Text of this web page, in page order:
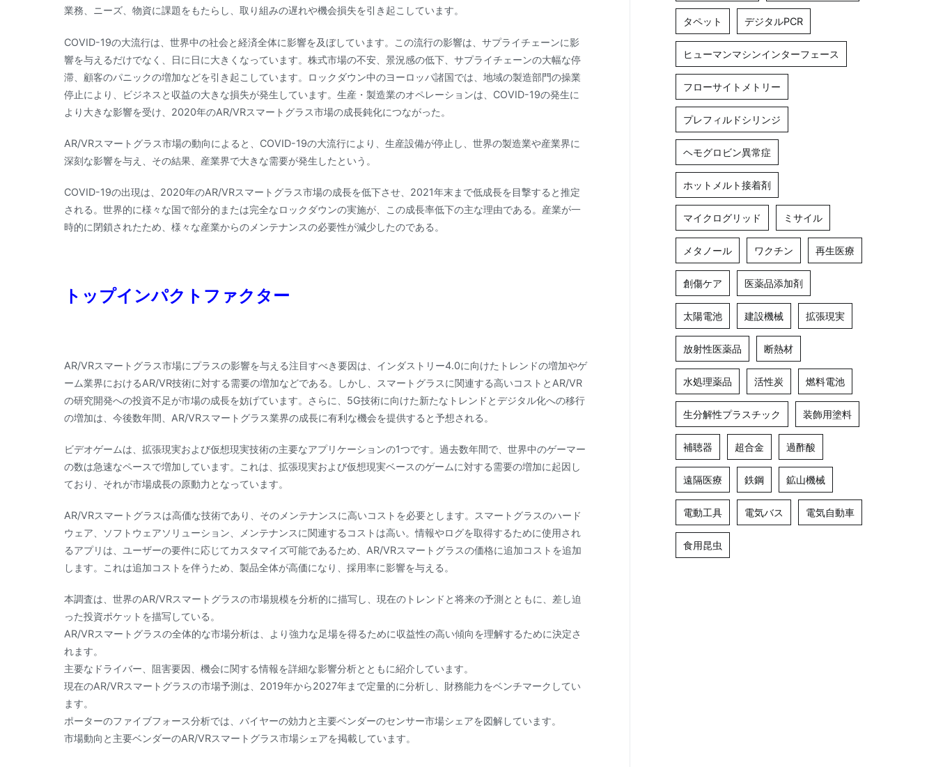
業務、ニーズ、物資に課題をもたらし、取り組みの遅れや機会損失を引き起こしています。
COVID-19の大流行は、世界中の社会と経済全体に影響を及ぼしています。この流行の影響は、サプライチェーンに影
響を与えるだけでなく、日に日に大きくなっています。株式市場の不安、景況感の低下、サプライチェーンの大幅な停
滞、顧客のパニックの増加などを引き起こしています。ロックダウン中のヨーロッパ諸国では、地域の製造部門の操業
停止により、ビジネスと収益の大きな損失が発生しています。生産・製造業のオペレーションは、COVID-19の発生に
より大きな影響を受け、2020年のAR/VRスマートグラス市場の成長鈍化につながった。
AR/VRスマートグラス市場の動向によると、COVID-19の大流行により、生産設備が停止し、世界の製造業や産業界に
深刻な影響を与え、その結果、産業界で大きな需要が発生したという。
COVID-19の出現は、2020年のAR/VRスマートグラス市場の成長を低下させ、2021年末まで低成長を目撃すると推定
される。世界的に様々な国で部分的または完全なロックダウンの実施が、この成長率低下の主な理由である。産業が一
時的に閉鎖されたため、様々な産業からのメンテナンスの必要性が減少したのである。
トップインパクトファクター
AR/VRスマートグラス市場にプラスの影響を与える注目すべき要因は、インダストリー4.0に向けたトレンドの増加やゲ
ーム業界におけるAR/VR技術に対する需要の増加などである。しかし、スマートグラスに関連する高いコストとAR/VR
の研究開発への投資不足が市場の成長を妨げています。さらに、5G技術に向けた新たなトレンドとデジタル化への移行
の増加は、今後数年間、AR/VRスマートグラス業界の成長に有利な機会を提供すると予想される。
ビデオゲームは、拡張現実および仮想現実技術の主要なアプリケーションの1つです。過去数年間で、世界中のゲーマー
の数は急速なペースで増加しています。これは、拡張現実および仮想現実ベースのゲームに対する需要の増加に起因し
ており、それが市場成長の原動力となっています。
AR/VRスマートグラスは高価な技術であり、そのメンテナンスに高いコストを必要とします。スマートグラスのハード
ウェア、ソフトウェアソリューション、メンテナンスに関連するコストは高い。情報やログを取得するために使用され
るアプリは、ユーザーの要件に応じてカスタマイズ可能であるため、AR/VRスマートグラスの価格に追加コストを追加
します。これは追加コストを伴うため、製品全体が高価になり、採用率に影響を与える。
本調査は、世界のAR/VRスマートグラスの市場規模を分析的に描写し、現在のトレンドと将来の予測とともに、差し迫
った投資ポケットを描写している。
AR/VRスマートグラスの全体的な市場分析は、より強力な足場を得るために収益性の高い傾向を理解するために決定さ
れます。
主要なドライバー、阻害要因、機会に関する情報を詳細な影響分析とともに紹介しています。
現在のAR/VRスマートグラスの市場予測は、2019年から2027年まで定量的に分析し、財務能力をベンチマークしてい
ます。
ポーターのファイブフォース分析では、バイヤーの効力と主要ベンダーのセンサー市場シェアを図解しています。
市場動向と主要ベンダーのAR/VRスマートグラス市場シェアを掲載しています。
タペット デジタルPCR
ヒューマンマシンインターフェース
フローサイトメトリー
プレフィルドシリンジ
ヘモグロビン異常症
ホットメルト接着剤
マイクログリッド ミサイル
メタノール ワクチン 再生医療
創傷ケア 医薬品添加剤
太陽電池 建設機械 拡張現実
放射性医薬品 断熱材
水処理薬品 活性炭 燃料電池
生分解性プラスチック 装飾用塗料
補聴器 超合金 過酢酸
遠隔医療 鉄鋼 鉱山機械
電動工具 電気バス 電気自動車
食用昆虫